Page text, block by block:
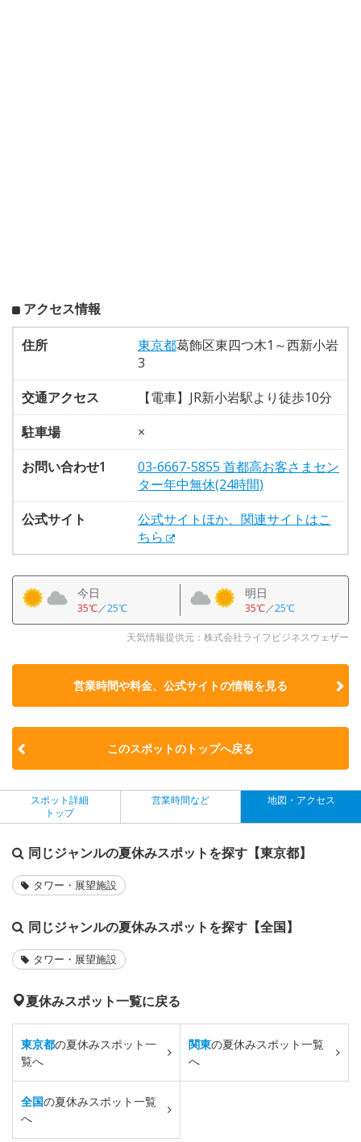
アクセス情報
住所 東京都葛飾区東四つ木1～西新小岩
3
交通アクセス
【電車】JR新小岩駅より徒歩10分
駐車場
×
お問い合わせ1
03-6667-5855 首都高お客さまセン
ター年中無休(24時間)
公式サイト
公式サイトほか、関連サイトはこ
ちら
今日
35℃／25℃
明日
35℃／25℃
天気情報提供元：株式会社ライフビジネスウェザー
営業時間や料金、公式サイトの情報を見る
このスポットのトップへ戻る
スポット詳細
トップ
営業時間など 地図・アクセス
同じジャンルの夏休みスポットを探す【東京都】
タワー・展望施設
同じジャンルの夏休みスポットを探す【全国】
タワー・展望施設
夏休みスポット一覧に戻る
東京都の夏休みスポット一
覧へ
関東の夏休みスポット一覧
へ
全国の夏休みスポット一覧
へ